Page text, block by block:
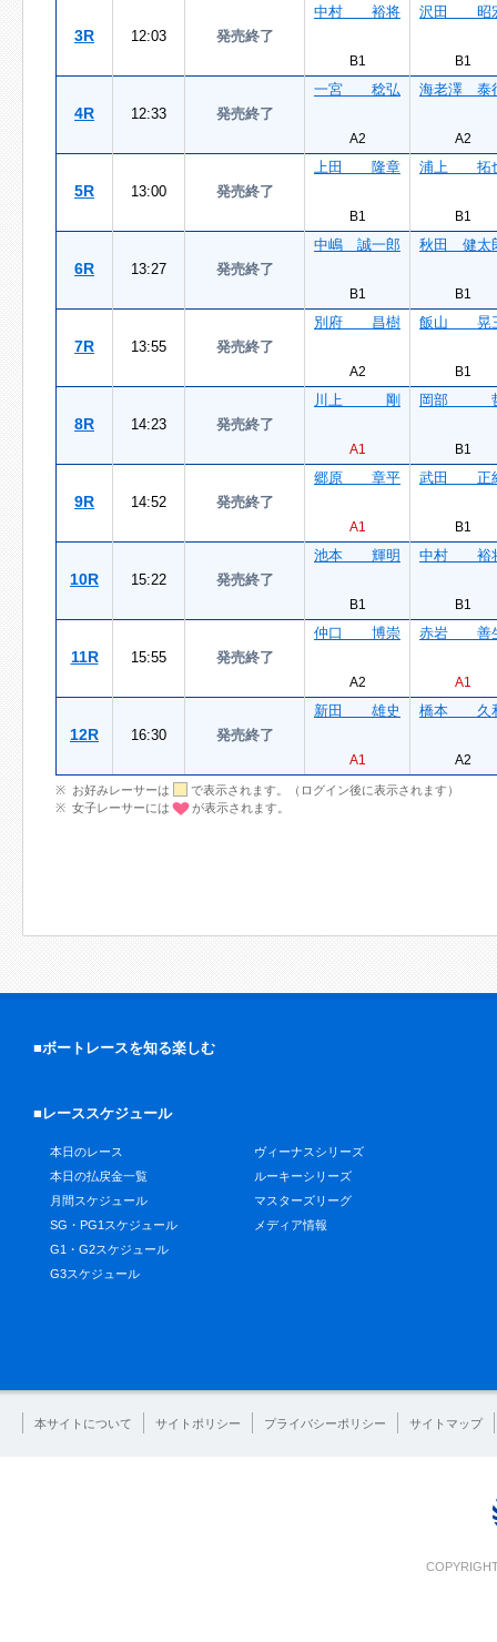
3R 12:03 発売終了
中村 裕将
B1
沢田 昭
B1
4R 12:33 発売終了
一宮 稔弘
A2
海老澤 泰
A2
5R 13:00 発売終了
上田 隆章
B1
浦上 拓
B1
6R 13:27 発売終了
中嶋 誠一郎
B1
秋田 健太
B1
7R 13:55 発売終了
別府 昌樹
A2
飯山 晃
B1
8R 14:23 発売終了
川上 剛
A1
岡部
B1
9R 14:52 発売終了
郷原 章平
A1
武田 正
B1
10R 15:22 発売終了
池本 輝明
B1
中村 裕
B1
11R 15:55 発売終了
仲口 博崇
A2
赤岩 善
A1
12R 16:30 発売終了
新田 雄史
A1
橋本 久
A2
お好みレーサーは
で表示されます。（ログイン後に表示されます）
女子レーサーには
が表示されます。
■ボートレースを知る楽しむ
■レーススケジュール
本日のレース
本日の払戻金一覧
月間スケジュール
SG・PG1スケジュール
G1・G2スケジュール
G3スケジュール
ヴィーナスシリーズ
ルーキーシリーズ
マスターズリーグ
メディア情報
本サイトについて サイトポリシー プライバシーポリシー サイトマップ